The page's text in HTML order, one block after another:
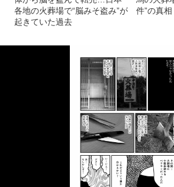
各地の火葬場で“脳みそ盗み”が
起きていた過去
件”の真相